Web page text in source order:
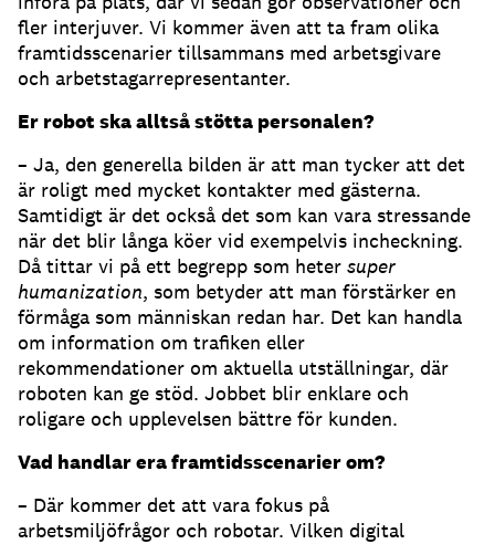
fler interjuver. Vi kommer även att ta fram olika
framtidsscenarier tillsammans med arbetsgivare
och arbetstagarrepresentanter.
Er robot ska alltså stötta personalen?
– Ja, den generella bilden är att man tycker att det
är roligt med mycket kontakter med gästerna.
Samtidigt är det också det som kan vara stressande
när det blir långa köer vid exempelvis incheckning.
Då tittar vi på ett begrepp som heter super
humanization, som betyder att man förstärker en
förmåga som människan redan har. Det kan handla
om information om trafiken eller
rekommendationer om aktuella utställningar, där
roboten kan ge stöd. Jobbet blir enklare och
roligare och upplevelsen bättre för kunden.
Vad handlar era framtidsscenarier om?
– Där kommer det att vara fokus på
arbetsmiljöfrågor och robotar. Vilken digital